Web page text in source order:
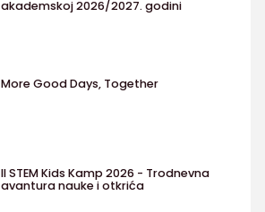
akademskoj 2026/2027. godini
More Good Days, Together
II STEM Kids Kamp 2026 - Trodnevna
avantura nauke i otkrića